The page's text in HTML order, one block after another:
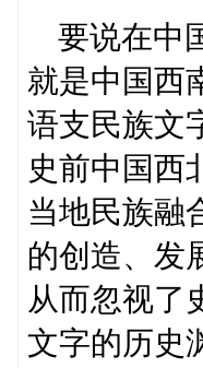
要说在中
就是中国西
语支民族文
史前中国西
当地民族融
的创造、发
从而忽视了
文字的历史